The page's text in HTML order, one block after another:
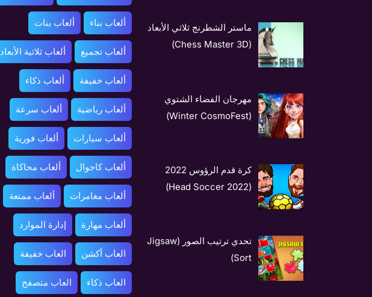
ماستر الشطرنج ثلاثي الأبعاد
(Chess Master 3D)
مهرجان الفضاء الشتوي
(Winter CosmoFest)
كرة قدم الرؤوس 2022
(Head Soccer 2022)
تحدي ترتيب الصور (Jigsaw
Sort)
ألعاب بناء ألعاب بنات
ألعاب تجميع ألعاب ثلاثية الأبعاد
ألعاب خفيفة ألعاب ذكاء
ألعاب رياضية ألعاب سرعة
ألعاب سيارات ألعاب فورية
ألعاب كاجوال ألعاب محاكاة
ألعاب مغامرات ألعاب ممتعة
ألعاب مهارة إدارة الموارد
العاب أكشن العاب خفيفة
العاب ذكاء العاب متصفح